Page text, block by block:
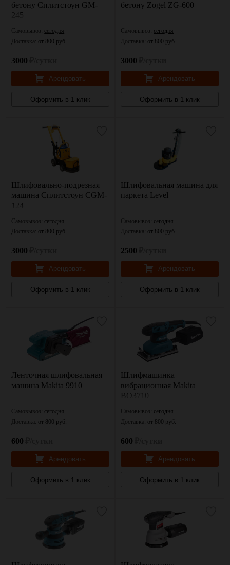
бетону Сплитстоун GM-
245
Самовывоз: сегодня
Доставка: от 800 руб.
3000
Арендовать
Оформить в 1 клик
бетону Zogel ZG-600
Самовывоз: сегодня
Доставка: от 800 руб.
3000
Арендовать
Оформить в 1 клик
Шлифовально-подрезная
машина Сплитстоун CGM-
124
Самовывоз: сегодня
Доставка: от 800 руб.
3000
Арендовать
Оформить в 1 клик
Шлифовальная машина для
паркета Level
Самовывоз: сегодня
Доставка: от 800 руб.
2500
Арендовать
Оформить в 1 клик
Ленточная шлифовальная
машина Makita 9910
Самовывоз: сегодня
Доставка: от 800 руб.
600
Арендовать
Оформить в 1 клик
Шлифмашинка
вибрационная Makita
BO3710
Самовывоз: сегодня
Доставка: от 800 руб.
600
Арендовать
Оформить в 1 клик